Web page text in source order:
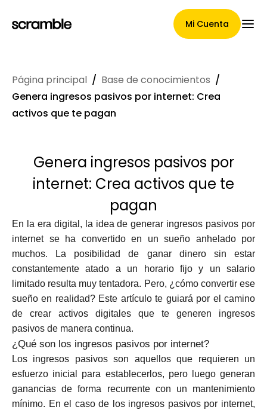
Mi Cuenta
Página Principal
Términos de asignación de
reclamaciones
Galería de marcas
Selección de marca
Calculadoras
Historial de Rondas
Página principal / Base de conocimientos /
Genera ingresos pasivos por internet: Crea
activos que te pagan
Genera ingresos pasivos por
internet: Crea activos que te
pagan
En la era digital, la idea de generar ingresos pasivos por
internet se ha convertido en un sueño anhelado por
muchos. La posibilidad de ganar dinero sin estar
constantemente atado a un horario fijo y un salario
limitado resulta muy tentadora. Pero, ¿cómo convertir ese
sueño en realidad? Este artículo te guiará por el camino
de crear activos digitales que te generen ingresos
pasivos de manera continua.
¿Qué son los ingresos pasivos por internet?
Los ingresos pasivos son aquellos que requieren un
esfuerzo inicial para establecerlos, pero luego generan
ganancias de forma recurrente con un mantenimiento
mínimo. En el caso de los ingresos pasivos por internet,